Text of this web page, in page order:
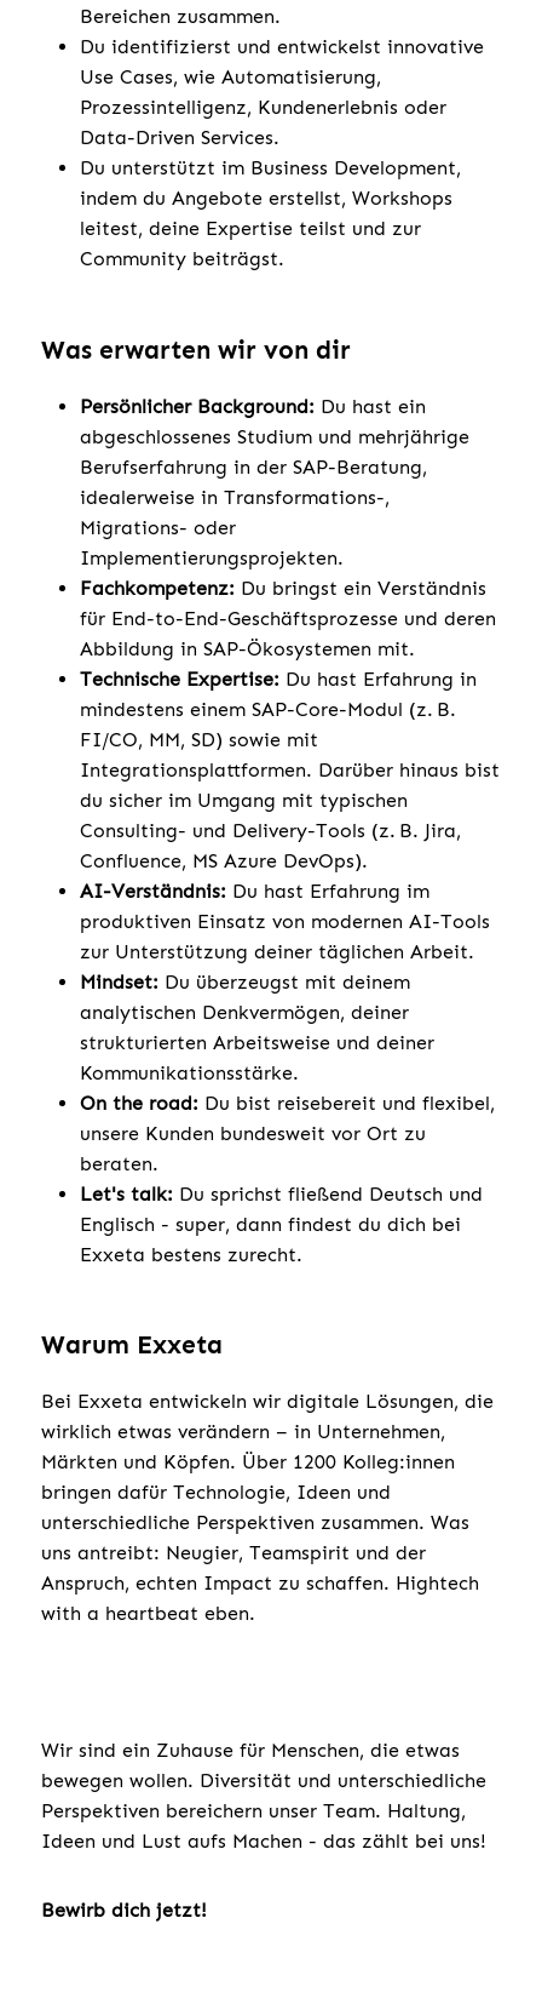
Bereichen zusammen.
Du identifizierst und entwickelst innovative
Use Cases, wie Automatisierung,
Prozessintelligenz, Kundenerlebnis oder
Data-Driven Services.
Du unterstützt im Business Development,
indem du Angebote erstellst, Workshops
leitest, deine Expertise teilst und zur
Community beiträgst.
Was erwarten wir von dir
Persönlicher Background: Du hast ein
abgeschlossenes Studium und mehrjährige
Berufserfahrung in der SAP-Beratung,
idealerweise in Transformations-,
Migrations- oder
Implementierungsprojekten.
Fachkompetenz: Du bringst ein Verständnis
für End-to-End-Geschäftsprozesse und deren
Abbildung in SAP-Ökosystemen mit.
Technische Expertise: Du hast Erfahrung in
mindestens einem SAP-Core-Modul (z. B.
FI/CO, MM, SD) sowie mit
Integrationsplattformen. Darüber hinaus bist
du sicher im Umgang mit typischen
Consulting- und Delivery-Tools (z. B. Jira,
Confluence, MS Azure DevOps).
AI-Verständnis: Du hast Erfahrung im
produktiven Einsatz von modernen AI-Tools
zur Unterstützung deiner täglichen Arbeit.
Mindset: Du überzeugst mit deinem
analytischen Denkvermögen, deiner
strukturierten Arbeitsweise und deiner
Kommunikationsstärke.
On the road: Du bist reisebereit und flexibel,
unsere Kunden bundesweit vor Ort zu
beraten.
Let's talk: Du sprichst fließend Deutsch und
Englisch - super, dann findest du dich bei
Exxeta bestens zurecht.
Warum Exxeta
Bei Exxeta entwickeln wir digitale Lösungen, die
wirklich etwas verändern – in Unternehmen,
Märkten und Köpfen. Über 1200 Kolleg:innen
bringen dafür Technologie, Ideen und
unterschiedliche Perspektiven zusammen. Was
uns antreibt: Neugier, Teamspirit und der
Anspruch, echten Impact zu schaffen. Hightech
with a heartbeat eben.
Wir sind ein Zuhause für Menschen, die etwas
bewegen wollen. Diversität und unterschiedliche
Perspektiven bereichern unser Team. Haltung,
Ideen und Lust aufs Machen - das zählt bei uns!
Bewirb dich jetzt!